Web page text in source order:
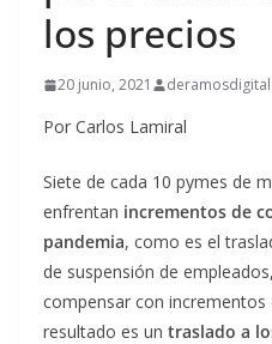
los precios
20 junio, 2021 deramosdigital
Por Carlos Lamiral
Siete de cada 10 pymes de
enfrentan incrementos de
pandemia, como es el
de suspensión de
compensar con incrementos
resultado es un traslado a